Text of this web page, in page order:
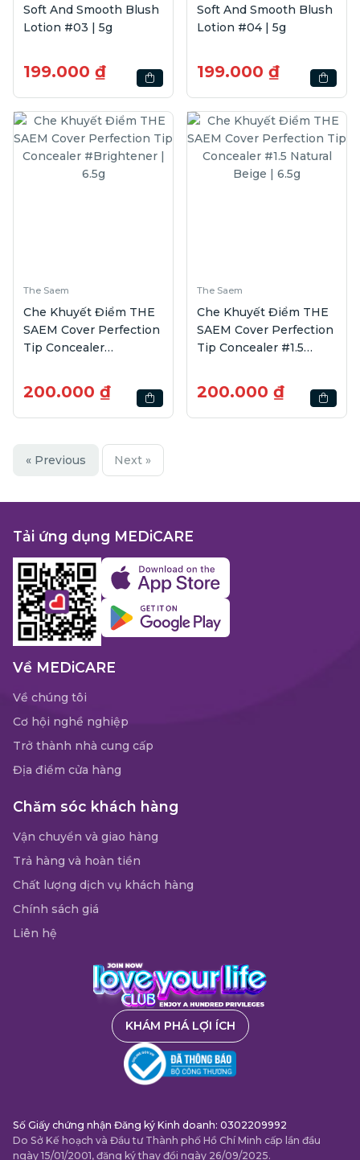
Soft And Smooth Blush
Lotion #03 | 5g
199.000 ₫
Soft And Smooth Blush
Lotion #04 | 5g
199.000 ₫
The Saem
Che Khuyết Điểm THE
SAEM Cover Perfection
Tip Concealer
200.000 ₫
The Saem
Che Khuyết Điểm THE
SAEM Cover Perfection
Tip Concealer #1.5
200.000 ₫
« Previous Next »
Tải ứng dụng MEDiCARE
Về MEDiCARE
Về chúng tôi
Cơ hội nghề nghiệp
Trở thành nhà cung cấp
Địa điểm cửa hàng
Chăm sóc khách hàng
Vận chuyển và giao hàng
Trả hàng và hoàn tiền
Chất lượng dịch vụ khách hàng
Chính sách giá
Liên hệ
KHÁM PHÁ LỢI ÍCH
Số Giấy chứng nhận Đăng ký Kinh doanh: 0302209992
Do Sở Kế hoạch và Đầu tư Thành phố Hồ Chí Minh cấp lần đầu
ngày 15/01/2001, đăng ký thay đổi ngày 26/09/2025.